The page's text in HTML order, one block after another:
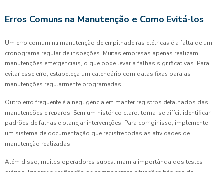
Erros Comuns na Manutenção e Como Evitá-los
Um erro comum na manutenção de empilhadeiras elétricas é a falta de um
cronograma regular de inspeções. Muitas empresas apenas realizam
manutenções emergenciais, o que pode levar a falhas significativas. Para
evitar esse erro, estabeleça um calendário com datas fixas para as
manutenções regularmente programadas.
Outro erro frequente é a negligência em manter registros detalhados das
manutenções e reparos. Sem um histórico claro, torna-se difícil identificar
padrões de falhas e planejar intervenções. Para corrigir isso, implemente
um sistema de documentação que registre todas as atividades de
manutenção realizadas.
Além disso, muitos operadores subestimam a importância dos testes